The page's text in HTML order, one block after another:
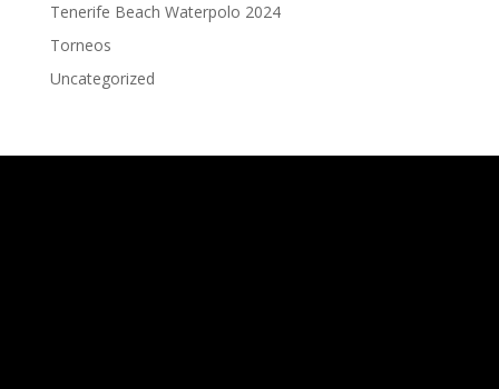
Tenerife Beach Waterpolo 2024
Torneos
Uncategorized